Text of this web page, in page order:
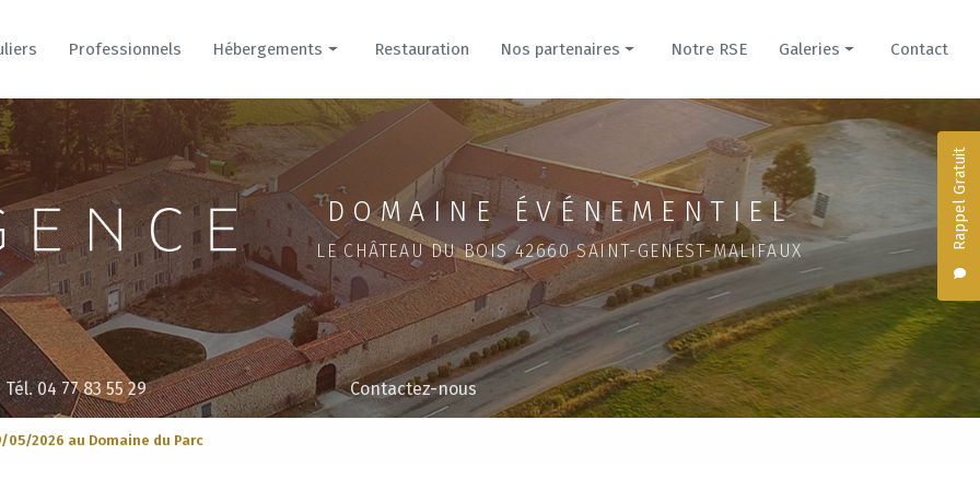
Rappel Gratuit
Professionnels Hébergements
Hôtel
Cour
Parc
Restauration Nos partenaires
Prestataires
Hébergements
Notre RSE Galeries
Nos créations culinaires
Hébergements du Domaine
Domaine de la Cour pour mariage
Évènement professionnel
Domaine du Parc pour mariage
Séminaire dans un château
Contact
DOMAINE ÉVÉNEMENTIEL
LE CHÂTEAU DU BOIS 42660 SAINT-GENEST-MALIFAUX
Tél. 04 77 83 55 29 Contactez-nous
05/2026 au Domaine du Parc